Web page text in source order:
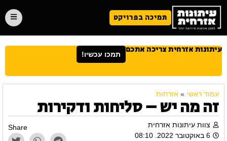
תמיכה בפרויקט
עיתונות אזרחית צריכה אתכם תמכו עכשיו!
עמוד ראשי » אזרחות
זה מה יש – סליחות ודקירות
צוות עיתונות אזרחית
6 באוקטובר 2022. 08:10
Share